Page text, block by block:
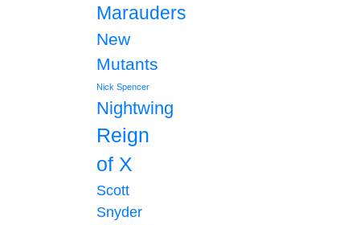
Marauders
New
Mutants
Nick Spencer
Nightwing
Reign
of X
Scott
Snyder